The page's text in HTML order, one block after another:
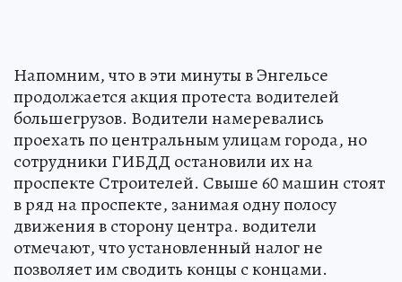
Напомним, что в эти минуты в Энгельсе
продолжается акция протеста водителей
большегрузов. Водители намеревались
проехать по центральным улицам города, но
сотрудники ГИБДД остановили их на
проспекте Строителей. Свыше 60 машин стоят
в ряд на проспекте, занимая одну полосу
движения в сторону центра. водители
отмечают, что установленный налог не
позволяет им сводить концы с концами.